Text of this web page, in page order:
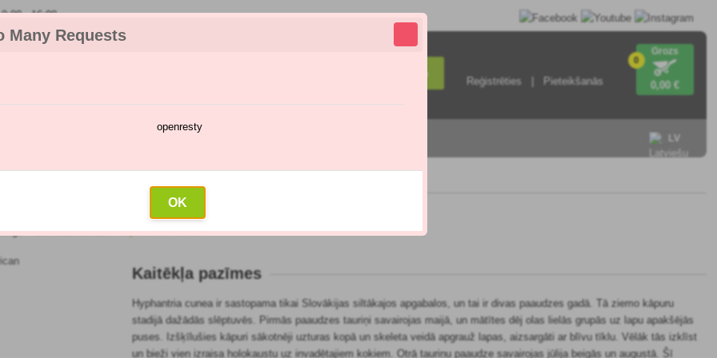
Many Requests
openresty
OK
- 16:00
Meklēšana
Reģistrēties Pieteikšanās
0
Grozs
0,00 €
LV
»Dekoratīvie koki»Spinner American
Kaitēkļa pazīmes
Hyphantria cunea ir sastopama tikai Slovākijas siltākajos apgabalos, un tai ir divas paaudzes gadā. Tā ziemo kāpuru
stadijā dažādās slēptuvēs. Pirmās paaudzes tauriņi savairojas maijā, un mātītes dēj olas lielās grupās uz lapu apakšējās
puses. Izšķīlušies kāpuri sākotnēji uzturas kopā un skeleta veidā apgrauž lapas, aizsargāti ar blīvu tīklu. Vēlāk tās izklīst
un bieži vien izraisa holokaustu uz invadētajiem kokiem. Otrā tauriņu paaudze savairojas jūlija beigās un augustā. Šī